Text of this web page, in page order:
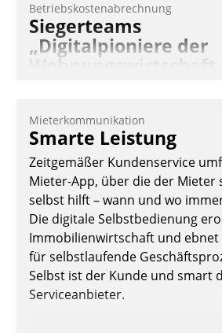
Betriebskostenabrechnung
Siegerteams
„Digitalpioniere der
Wohnungswirtschaft
den Weg in eine digitale Zukunft
finden, ist das Ziel des Awards
„Digitalpioniere der
Wohnungswirtschaft“. Bewerben
sich dafür ein Team bestehend
Wohnungsunternehmen und
DW Die Wohnungswirtschaft
Mieterkommunikation
Smarte Leistung
Zeitgemäßer Kundenservice
Mieter-App, über die der Mieter
selbst hilft – wann und wo
Die digitale Selbstbedienung
Immobilienwirtschaft und ebnet
für selbstlaufende
Selbst ist der Kunde und smart
Serviceanbieter.